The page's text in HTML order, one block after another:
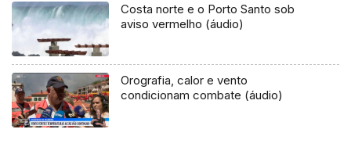
Costa norte e o Porto Santo sob
aviso vermelho (áudio)
Orografia, calor e vento
condicionam combate (áudio)